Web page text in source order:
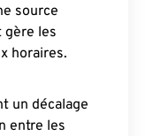
source
gère les
horaires.
un décalage
entre les